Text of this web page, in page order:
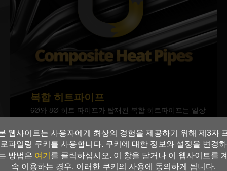
웹사이트는 사용자에게 최상의 경험을 제공하기 위해 제3자
로파일링 쿠키를 사용합니다. 쿠키에 대한 정보와 설정을 변경하
방법은 여기를 클릭하십시오. 이 창을 닫거나 이 웹사이트를
속 이용하는 경우, 이러한 쿠키의 사용에 동의하게 됩니다.
복합 히트파이프
6Ø와 8Ø 히트 파이프가 탑재된 복합 히트파이프는 일상
및 오버클럭과 같은 과부하 조건에서도 가장 효율적이고
안정적으로 열을 전달합니다.